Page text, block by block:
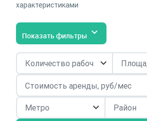
характеристиками
Показать фильтры
Район